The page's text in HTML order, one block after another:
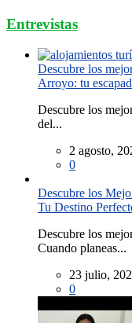
Entrevistas
Descubre los
Arroyo: tu
Descubre los
del...
2 agosto,
0
Descubre los
Tu Destino
Descubre los
Cuando planeas...
23 julio,
0